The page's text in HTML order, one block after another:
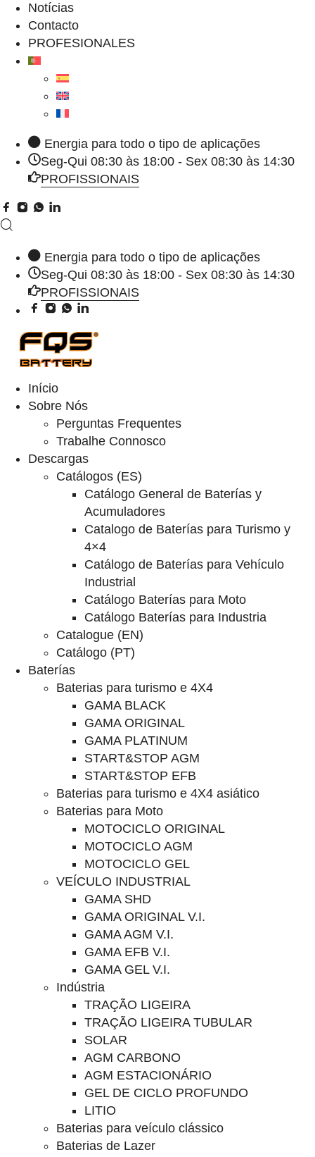
Notícias
Contacto
PROFESIONALES
Energia para todo o tipo de aplicações
Seg-Qui 08:30 às 18:00 - Sex 08:30 às 14:30
PROFISSIONAIS
Energia para todo o tipo de aplicações
Seg-Qui 08:30 às 18:00 - Sex 08:30 às 14:30
PROFISSIONAIS
Início
Sobre Nós
Perguntas Frequentes
Trabalhe Connosco
Descargas
Catálogos (ES)
Catálogo General de Baterías y
Acumuladores
Catalogo de Baterías para Turismo y
4×4
Catálogo de Baterías para Vehículo
Industrial
Catálogo Baterías para Moto
Catálogo Baterías para Industria
Catalogue (EN)
Catálogo (PT)
Baterías
Baterias para turismo e 4X4
GAMA BLACK
GAMA ORIGINAL
GAMA PLATINUM
START&STOP AGM
START&STOP EFB
Baterias para turismo e 4X4 asiático
Baterias para Moto
MOTOCICLO ORIGINAL
MOTOCICLO AGM
MOTOCICLO GEL
VEÍCULO INDUSTRIAL
GAMA SHD
GAMA ORIGINAL V.I.
GAMA AGM V.I.
GAMA EFB V.I.
GAMA GEL V.I.
Indústria
TRAÇÃO LIGEIRA
TRAÇÃO LIGEIRA TUBULAR
SOLAR
AGM CARBONO
AGM ESTACIONÁRIO
GEL DE CICLO PROFUNDO
LITIO
Baterias para veículo clássico
Baterias de Lazer